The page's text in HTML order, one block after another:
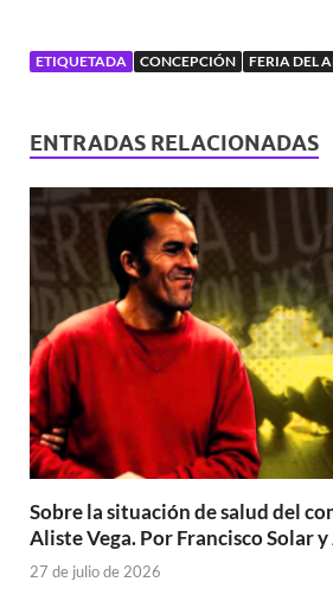
ETIQUETADA CONCEPCIÓN FERIA DEL
ENTRADAS RELACIONADAS
Sobre la situación de salud del
Aliste Vega. Por Francisco Solar
27 de julio de 2026